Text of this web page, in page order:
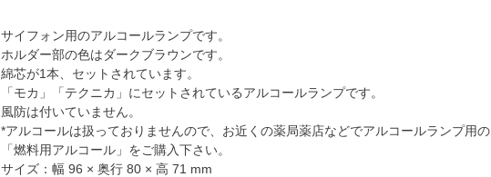
サイフォン用のアルコールランプです。
ホルダー部の色はダークブラウンです。
綿芯が1本、セットされています。
「モカ」「テクニカ」にセットされているアルコールランプです。
風防は付いていません。
*アルコールは扱っておりませんので、お近くの薬局薬店などでアルコールランプ用の
「燃料用アルコール」をご購入下さい。
サイズ：幅 96 × 奥行 80 × 高 71 mm